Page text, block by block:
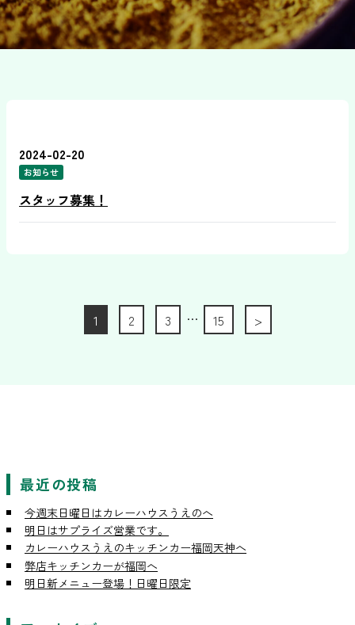
2024-02-20
お知らせ
スタッフ募集！
1 2 3 … 15 >
最近の投稿
今週末日曜日はカレーハウスうえのへ
明日はサプライズ営業です。
カレーハウスうえのキッチンカー福岡天神へ
弊店キッチンカーが福岡へ
明日新メニュー登場！日曜日限定